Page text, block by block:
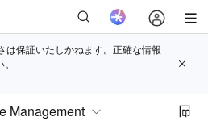
は保証いたしかねます。正確な情報
Management